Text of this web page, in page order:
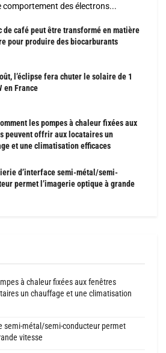
comportement des électrons...
de café peut être transformé en matière
pour produire des biocarburants
l’éclipse fera chuter le solaire de 1
en France
les pompes à chaleur fixées aux
peuvent offrir aux locataires un
et une climatisation efficaces
d’interface semi-métal/semi-
permet l’imagerie optique à grande
à chaleur fixées aux fenêtres
un chauffage et une climatisation
semi-métal/semi-conducteur permet
vitesse